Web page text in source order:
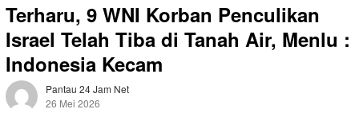
Terharu, 9 WNI Korban Penculikan
Israel Telah Tiba di Tanah Air, Menlu :
Indonesia Kecam
Pantau 24 Jam Net
26 Mei 2026